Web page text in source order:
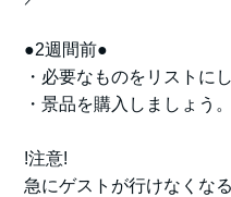
●2週間前●
・必要なものをリストに
・景品を購入しましょう。
!注意!
急にゲストが行けなくな